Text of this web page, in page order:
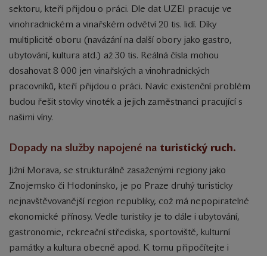
sektoru, kteří přijdou o práci. Dle dat UZEI pracuje ve
vinohradnickém a vinařském odvětví 20 tis. lidí. Díky
multiplicitě oboru (navázání na další obory jako gastro,
ubytování, kultura atd.) až 30 tis. Reálná čísla mohou
dosahovat 8 000 jen vinařských a vinohradnických
pracovníků, kteří přijdou o práci. Navíc existenční problém
budou řešit stovky vinoték a jejich zaměstnanci pracující s
našimi víny.
Dopady na služby napojené na turistický ruch.
Jižní Morava, se strukturálně zasaženými regiony jako
Znojemsko či Hodonínsko, je po Praze druhý turisticky
nejnavštěvovanější region republiky, což má nepopiratelné
ekonomické přínosy. Vedle turistiky je to dále i ubytování,
gastronomie, rekreační střediska, sportoviště, kulturní
památky a kultura obecně apod. K tomu připočítejte i